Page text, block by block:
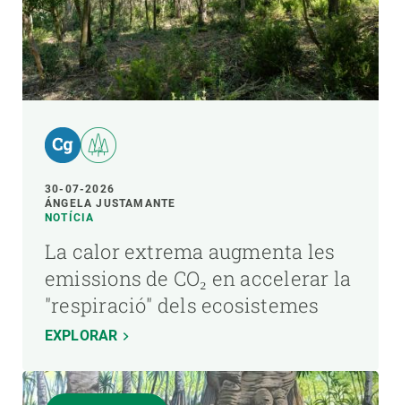
30-07-2026
ÁNGELA JUSTAMANTE
NOTÍCIA
La calor extrema augmenta les
emissions de CO₂ en accelerar la
"respiració" dels ecosistemes
EXPLORAR